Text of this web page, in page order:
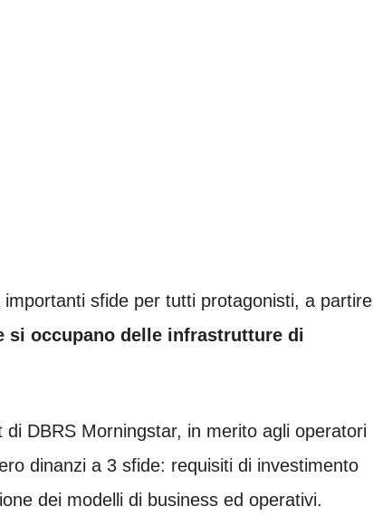
sfide per tutti protagonisti, a partire
si occupano delle infrastrutture di
DBRS Morningstar, in merito agli operatori
dinanzi a 3 sfide: requisiti di investimento
dei modelli di business ed operativi.